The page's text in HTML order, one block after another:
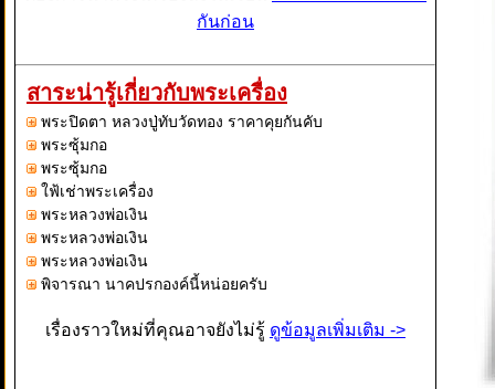
กันก่อน
สาระน่ารู้เกี่ยวกับพระเครื่อง
พระปิดตา หลวงปู่ทับวัดทอง ราคาคุยกันคับ
พระซุ้มกอ
พระซุ้มกอ
ใฟ้เช่าพระเครื่อง
พระหลวงพ่อเงิน
พระหลวงพ่อเงิน
พระหลวงพ่อเงิน
พิจารณา นาคปรกองค์นี้หน่อยครับ
เรื่องราวใหม่ที่คุณอาจยังไม่รู้ ดูข้อมูลเพิ่มเติม ->